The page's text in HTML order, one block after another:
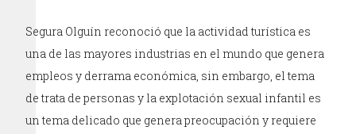
Segura Olguín reconoció que la actividad turística es
una de las mayores industrias en el mundo que genera
empleos y derrama económica, sin embargo, el tema
de trata de personas y la explotación sexual infantil es
un tema delicado que genera preocupación y requiere